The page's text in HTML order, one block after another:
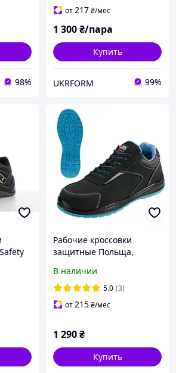
98%
от217₴/мес
1 300₴/пара
Купить
UKRFORM 99%
Рабочие кроссовки
защитные Польща,
спецобувь рабочая обувь
мужская AVANGARDE BPN
S1 BLUE
В наличии
5.0 (3)
от215₴/мес
1 290₴
Купить